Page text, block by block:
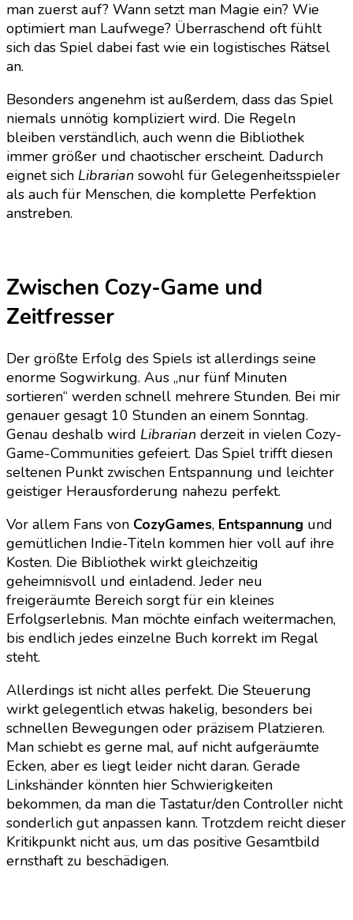
man zuerst auf? Wann setzt man Magie ein? Wie
optimiert man Laufwege? Überraschend oft fühlt
sich das Spiel dabei fast wie ein logistisches Rätsel
an.
Besonders angenehm ist außerdem, dass das Spiel
niemals unnötig kompliziert wird. Die Regeln
bleiben verständlich, auch wenn die Bibliothek
immer größer und chaotischer erscheint. Dadurch
eignet sich Librarian sowohl für Gelegenheitsspieler
als auch für Menschen, die komplette Perfektion
anstreben.
Zwischen Cozy-Game und
Zeitfresser
Der größte Erfolg des Spiels ist allerdings seine
enorme Sogwirkung. Aus „nur fünf Minuten
sortieren“ werden schnell mehrere Stunden. Bei mir
genauer gesagt 10 Stunden an einem Sonntag.
Genau deshalb wird Librarian derzeit in vielen Cozy-
Game-Communities gefeiert. Das Spiel trifft diesen
seltenen Punkt zwischen Entspannung und leichter
geistiger Herausforderung nahezu perfekt.
Vor allem Fans von CozyGames, Entspannung und
gemütlichen Indie-Titeln kommen hier voll auf ihre
Kosten. Die Bibliothek wirkt gleichzeitig
geheimnisvoll und einladend. Jeder neu
freigeräumte Bereich sorgt für ein kleines
Erfolgserlebnis. Man möchte einfach weitermachen,
bis endlich jedes einzelne Buch korrekt im Regal
steht.
Allerdings ist nicht alles perfekt. Die Steuerung
wirkt gelegentlich etwas hakelig, besonders bei
schnellen Bewegungen oder präzisem Platzieren.
Man schiebt es gerne mal, auf nicht aufgeräumte
Ecken, aber es liegt leider nicht daran. Gerade
Linkshänder könnten hier Schwierigkeiten
bekommen, da man die Tastatur/den Controller nicht
sonderlich gut anpassen kann. Trotzdem reicht dieser
Kritikpunkt nicht aus, um das positive Gesamtbild
ernsthaft zu beschädigen.